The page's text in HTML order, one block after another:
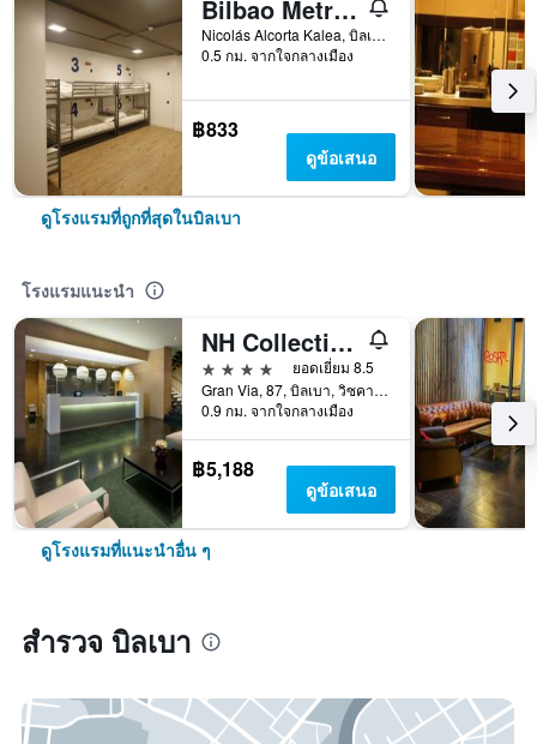
Bilbao Metropolitan Hostel by Bossh Hotels
Nicolás Alcorta Kalea, บิลเบา, วิซคาย่า, สเปน
0.5 กม. จากใจกลางเมือง
฿833
ดูข้อเสนอ
ดูโรงแรมที่ถูกที่สุดในบิลเบา
โรงแรมแนะนำ
NH Collection Villa de Bilbao
4 ดาว
ยอดเยี่ยม 8.5
Gran Via, 87, บิลเบา, วิซคาย่า, สเปน
0.9 กม. จากใจกลางเมือง
฿5,188
ดูข้อเสนอ
ดูโรงแรมที่แนะนำอื่น ๆ
สำรวจ บิลเบา